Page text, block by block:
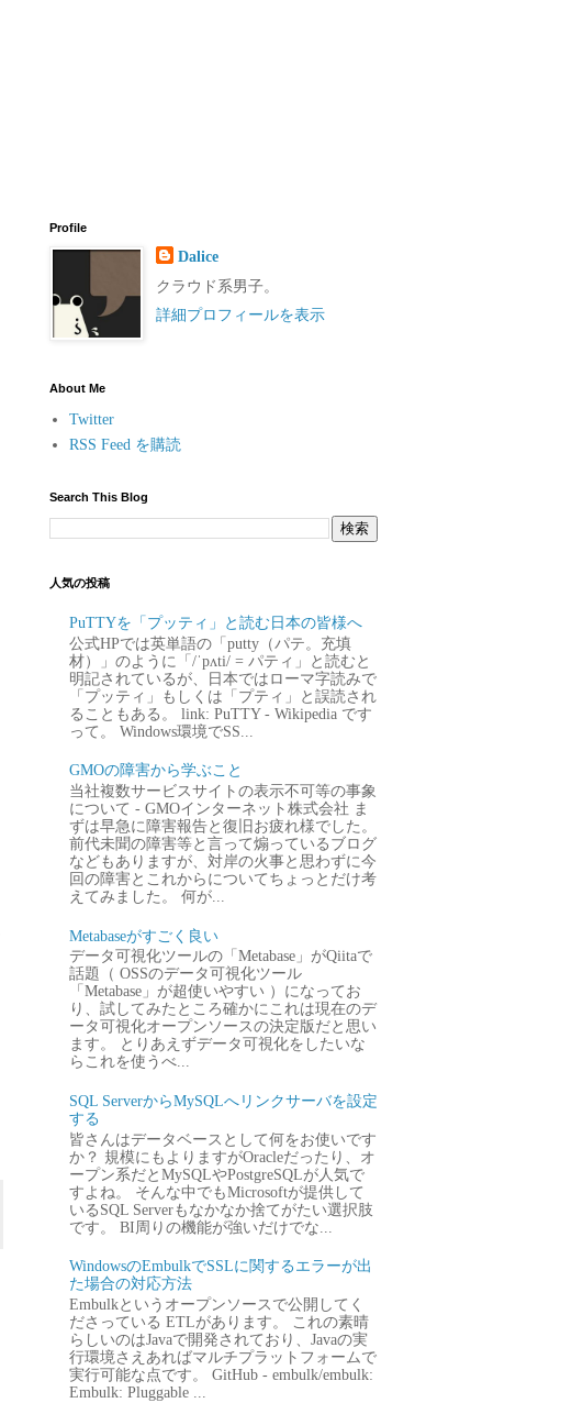
Profile
Dalice
クラウド系男子。
詳細プロフィールを表示
About Me
Twitter
RSS Feed を購読
Search This Blog
人気の投稿
PuTTYを「プッティ」と読む日本の皆様へ
公式HPでは英単語の「putty（パテ。充填
材）」のように「/ˈpʌti/ = パティ」と読むと
明記されているが、日本ではローマ字読みで
「プッティ」もしくは「プティ」と誤読され
ることもある。 link: PuTTY - Wikipedia です
って。 Windows環境でSS...
GMOの障害から学ぶこと
当社複数サービスサイトの表示不可等の事象
について - GMOインターネット株式会社 ま
ずは早急に障害報告と復旧お疲れ様でした。
前代未聞の障害等と言って煽っているブログ
などもありますが、対岸の火事と思わずに今
回の障害とこれからについてちょっとだけ考
えてみました。 何が...
Metabaseがすごく良い
データ可視化ツールの「Metabase」がQiitaで
話題（ OSSのデータ可視化ツール
「Metabase」が超使いやすい ）になってお
り、試してみたところ確かにこれは現在のデ
ータ可視化オープンソースの決定版だと思い
ます。 とりあえずデータ可視化をしたいな
らこれを使うべ...
SQL ServerからMySQLへリンクサーバを設定
する
皆さんはデータベースとして何をお使いです
か？ 規模にもよりますがOracleだったり、オ
ープン系だとMySQLやPostgreSQLが人気で
すよね。 そんな中でもMicrosoftが提供して
いるSQL Serverもなかなか捨てがたい選択肢
です。 BI周りの機能が強いだけでな...
WindowsのEmbulkでSSLに関するエラーが出
た場合の対応方法
Embulkというオープンソースで公開してく
ださっている ETLがあります。 これの素晴
らしいのはJavaで開発されており、Javaの実
行環境さえあればマルチプラットフォームで
実行可能な点です。 GitHub - embulk/embulk:
Embulk: Pluggable ...